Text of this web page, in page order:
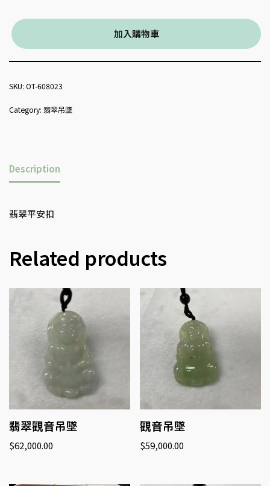
加入購物車
SKU: OT-608023
Category: 翡翠吊墜
Description
翡翠平安扣
Related products
翡翠觀音吊墜
$62,000.00
觀音吊墜
$59,000.00